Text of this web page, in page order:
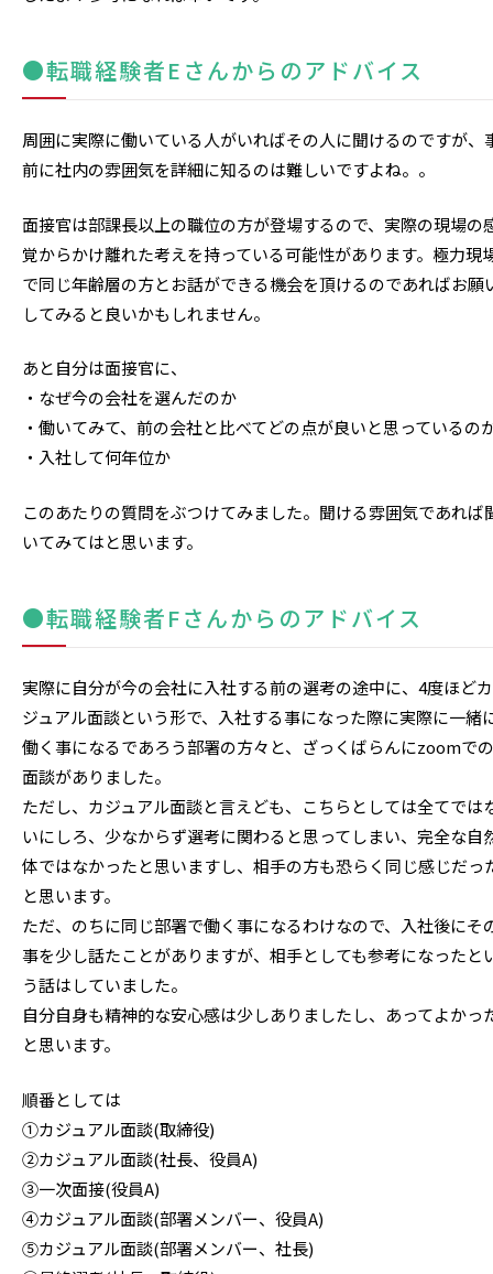
●転職経験者Eさんからのアドバイス
周囲に実際に働いている人がいればその人に聞けるのですが、
前に社内の雰囲気を詳細に知るのは難しいですよね。。
面接官は部課長以上の職位の方が登場するので、実際の現場の
覚からかけ離れた考えを持っている可能性があります。極力現
で同じ年齢層の方とお話ができる機会を頂けるのであればお願
してみると良いかもしれません。
あと自分は面接官に、
・なぜ今の会社を選んだのか
・働いてみて、前の会社と比べてどの点が良いと思っているの
・入社して何年位か
このあたりの質問をぶつけてみました。聞ける雰囲気であれば
いてみてはと思います。
●転職経験者Fさんからのアドバイス
実際に自分が今の会社に入社する前の選考の途中に、4度ほどカ
ジュアル面談という形で、入社する事になった際に実際に一緒
働く事になるであろう部署の方々と、ざっくばらんにzoomでの
面談がありました。
ただし、カジュアル面談と言えども、こちらとしては全てでは
いにしろ、少なからず選考に関わると思ってしまい、完全な自
体ではなかったと思いますし、相手の方も恐らく同じ感じだっ
と思います。
ただ、のちに同じ部署で働く事になるわけなので、入社後にそ
事を少し話たことがありますが、相手としても参考になったと
う話はしていました。
自分自身も精神的な安心感は少しありましたし、あってよかっ
と思います。
順番としては
①カジュアル面談(取締役)
②カジュアル面談(社長、役員A)
③一次面接(役員A)
④カジュアル面談(部署メンバー、役員A)
⑤カジュアル面談(部署メンバー、社長)